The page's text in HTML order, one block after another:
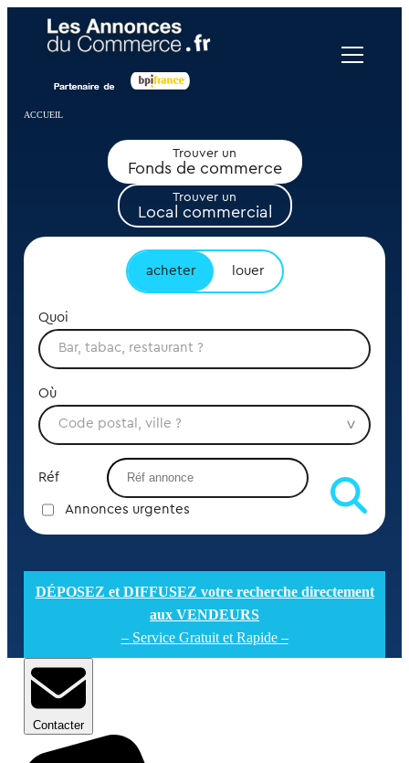
ACCUEIL
Trouver un
Fonds de commerce
Trouver un
Local commercial
acheter louer
Quoi
Où
Réf
Annonces urgentes
DÉPOSEZ et DIFFUSEZ votre recherche directement
aux VENDEURS
– Service Gratuit et Rapide –
Contacter
Panneau de gestion des cookies